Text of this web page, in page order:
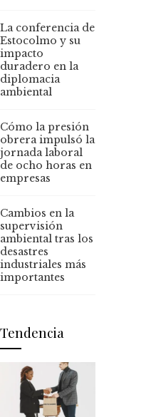
La conferencia de
Estocolmo y su
impacto
duradero en la
diplomacia
ambiental
Cómo la presión
obrera impulsó la
jornada laboral
de ocho horas en
empresas
Cambios en la
supervisión
ambiental tras los
desastres
industriales más
importantes
Tendencia